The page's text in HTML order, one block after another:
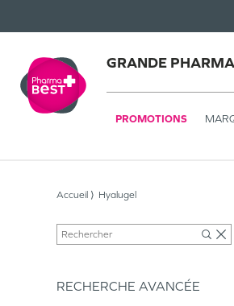
GRANDE
PROMOTIONS
Accueil Hyalugel
RECHERCHE AVANCÉE